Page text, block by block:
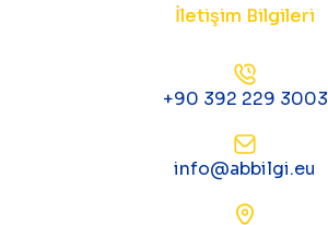
İletişim Bilgileri
+90 392 229 3003
info@abbilgi.eu